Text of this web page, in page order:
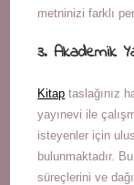
metninizi farklı
3. Akademik
Kitap taslağınız
yayınevi ile
isteyenler için
bulunmaktadır.
süreçlerini ve